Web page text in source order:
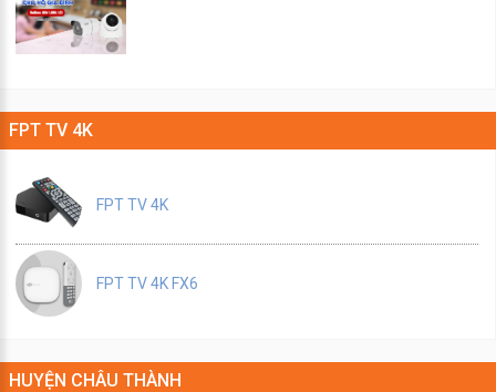
FPT TV 4K
FPT TV 4K
FPT TV 4K FX6
HUYỆN CHÂU THÀNH